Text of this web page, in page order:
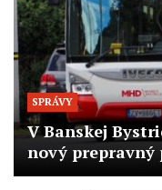
SPRÁVY
V Banskej
nový prepravný